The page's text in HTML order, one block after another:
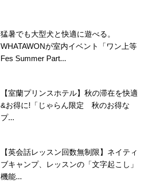
猛暑でも大型犬と快適に遊べる。
WHATAWONが室内イベント「ワン上等
Fes Summer Part...
【室蘭プリンスホテル】秋の滞在を快適
&お得に!「じゃらん限定 秋のお得な
プ...
【英会話レッスン回数無制限】ネイティ
ブキャンプ、レッスンの「文字起こし」
機能...